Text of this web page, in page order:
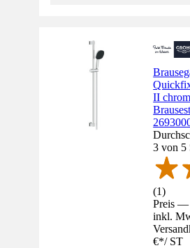
II
3 von 5
(1)
Preis —
inkl.
€*/ ST